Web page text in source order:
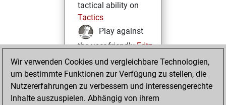
tactical ability on
Tactics
Play against
the user friendlyFritz
Test and
improve your
openings knowledge
onMyMoves
Wir verwenden Cookies und vergleichbare Technologien,
um bestimmte Funktionen zur Verfügung zu stellen, die
Nutzererfahrungen zu verbessern und interessengerechte
Inhalte auszuspielen. Abhängig von ihrem